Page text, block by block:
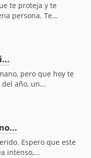
te proteja y te
persona. Te...
pero que hoy te
año, un...
Espero que este
intenso,...